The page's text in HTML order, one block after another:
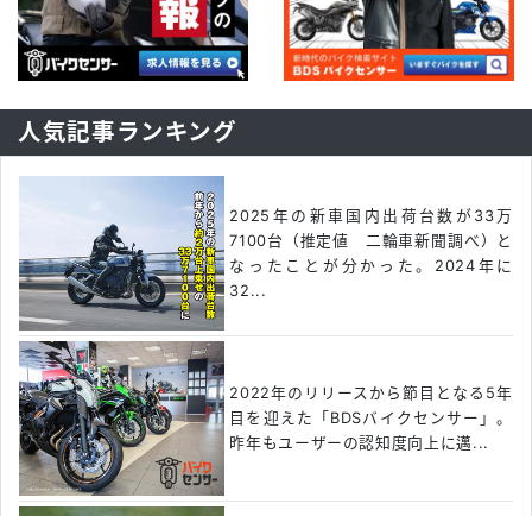
人気記事ランキング
2025年の新車国内出荷台数が33万
7100台（推定値 二輪車新聞調べ）と
なったことが分かった。2024年に
32...
2022年のリリースから節目となる5年
目を迎えた「BDSバイクセンサー」。
昨年もユーザーの認知度向上に邁...